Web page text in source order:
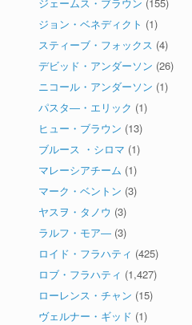
ジェームス・ブラウン (155)
ジョン・ベネディクト (1)
スティーブ・フォックス (4)
デビッド・アンダーソン (26)
ニコール・アンダーソン (1)
パスタ―・エリック (1)
ヒュー・ブラウン (13)
ブルース ・シロマ (1)
マレーシアチーム (1)
マーク・ベントン (3)
ヤスヲ・タノウ (3)
ラルフ・モア― (3)
ロイド・フラハティ (425)
ロブ・フラハティ (1,427)
ローレンス・チャン (15)
ヴェルナー・ギッド (1)